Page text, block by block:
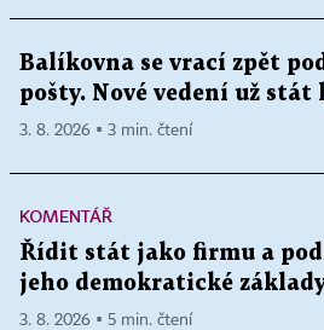
Balíkovna se vrací zpět
pošty. Nové vedení už stát
3. 8. 2026 ▪ 3 min. čtení
KOMENTÁŘ
Řídit stát jako firmu a
jeho demokratické
3. 8. 2026 ▪ 5 min. čtení